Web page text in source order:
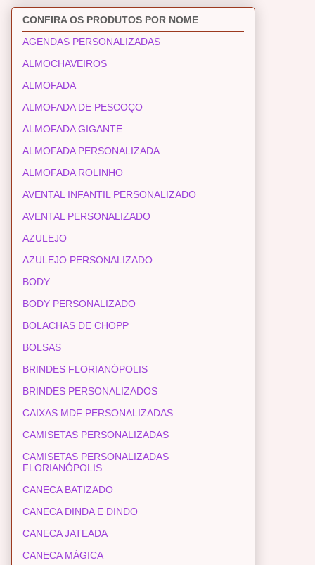
CONFIRA OS PRODUTOS POR NOME
AGENDAS PERSONALIZADAS
ALMOCHAVEIROS
ALMOFADA
ALMOFADA DE PESCOÇO
ALMOFADA GIGANTE
ALMOFADA PERSONALIZADA
ALMOFADA ROLINHO
AVENTAL INFANTIL PERSONALIZADO
AVENTAL PERSONALIZADO
AZULEJO
AZULEJO PERSONALIZADO
BODY
BODY PERSONALIZADO
BOLACHAS DE CHOPP
BOLSAS
BRINDES FLORIANÓPOLIS
BRINDES PERSONALIZADOS
CAIXAS MDF PERSONALIZADAS
CAMISETAS PERSONALIZADAS
CAMISETAS PERSONALIZADAS
FLORIANÓPOLIS
CANECA BATIZADO
CANECA DINDA E DINDO
CANECA JATEADA
CANECA MÁGICA